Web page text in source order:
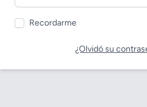
Recordarme
¿Olvidó su